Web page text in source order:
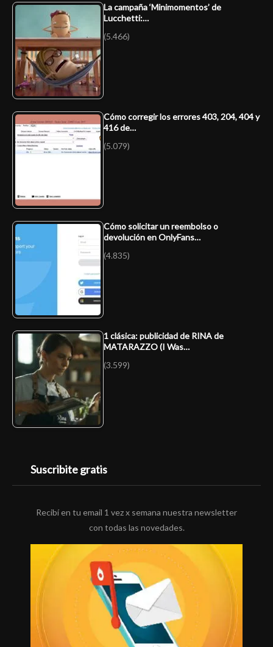
La campaña ‘Minimomentos’ de
Lucchetti:…
(5.466)
Cómo corregir los errores 403, 204, 404 y
416 de…
(5.079)
Cómo solicitar un reembolso o
devolución en OnlyFans…
(4.835)
1 clásica: publicidad de RINA de
MATARAZZO (I Was…
(3.599)
Suscribite gratis
Recibí en tu email 1 vez x semana nuestra newsletter
con todas las novedades.